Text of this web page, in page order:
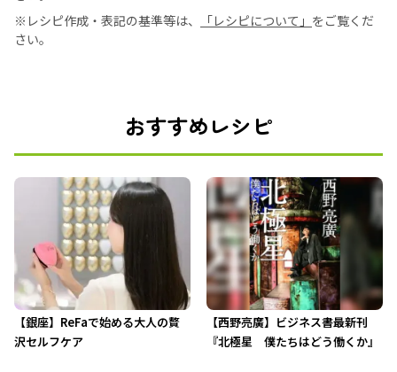
※レシピ作成・表記の基準等は、
「レシピについて」 をご覧くだ
さい。
おすすめレシピ
【銀座】ReFaで始める大人の贅
沢セルフケア
【西野亮廣】ビジネス書最新刊
『北極星 僕たちはどう働くか』